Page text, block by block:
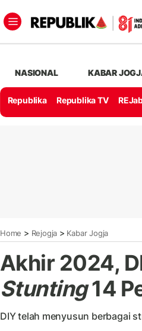
NASIONAL KABAR
Republika Republika TV
Home > Rejogja > Kabar Jogja
Akhir 2024,
Stunting14
DIY telah menyusun berbagai